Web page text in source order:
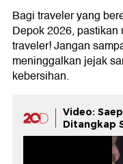
Bagi traveler yang
Depok 2026,
traveler! Jangan
meninggalkan jejak
kebersihan.
Video:
Ditangkap